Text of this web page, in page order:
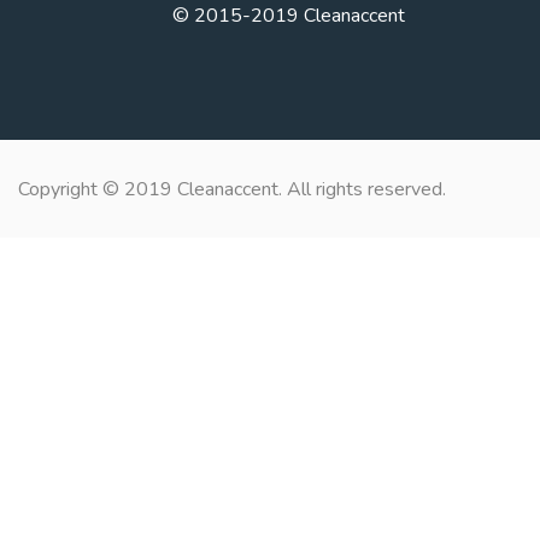
© 2015-2019 Cleanaccent
Copyright © 2019 Cleanaccent. All rights reserved.